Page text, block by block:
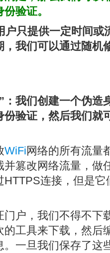
验证。
户只提供一定时间或
我们可以通过随机
：我们创建一个伪造
份验证，然后我们就
WiFi网络的所有流量
篡改网络流量，做
连接，但是
门户，我们不得不下
工具来下载，然后
。一旦我们保存了这